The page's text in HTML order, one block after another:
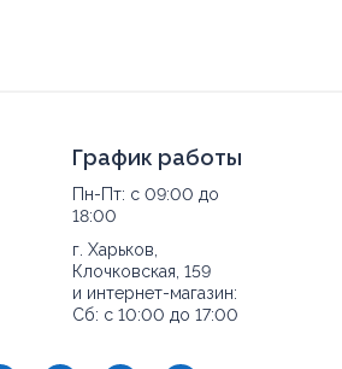
График работы
Пн-Пт: с 09:00 до
18:00
г. Харьков,
Клочковская, 159
и интернет-магазин:
Сб: с 10:00 до 17:00